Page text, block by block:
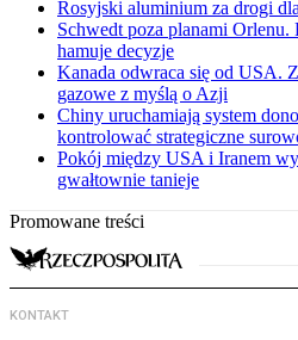
Rosyjski aluminium za drogi
Schwedt poza planami
hamuje decyzje
Kanada odwraca się od USA.
gazowe z myślą o Azji
Chiny uruchamiają system
kontrolować strategiczne
Pokój między USA i Iranem
gwałtownie tanieje
Promowane treści
KONTAKT